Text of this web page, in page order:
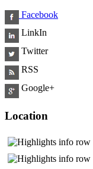
Facebook
LinkIn
Twitter
RSS
Google+
Location